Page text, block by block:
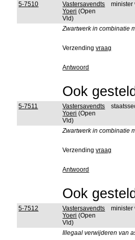
5-7510
Vastersavendts
Yoeri (Open
Vld)
minister
Zwartwerk in combinatie
Verzendingvraag
Antwoord
Ook
5-7511
Vastersavendts
Yoeri (Open
Vld)
Zwartwerk in combinatie
Verzendingvraag
Antwoord
Ook
5-7512
Vastersavendts
Yoeri (Open
Vld)
minister
Illegaal verwijderen van